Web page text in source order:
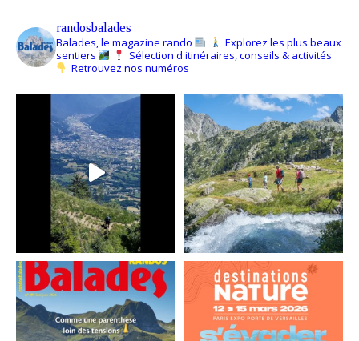
randosbalades
Balades, le magazine rando
Explorez les plus beaux
sentiers
Sélection d'itinéraires, conseils & activités
Retrouvez nos numéros